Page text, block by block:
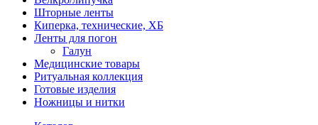
Шторные ленты
Киперка, технические, ХБ
Ленты для погон
Галун
Медицинские товары
Ритуальная коллекция
Готовые изделия
Ножницы и нитки